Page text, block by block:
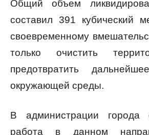
Общий объем
составил 391 кубический
своевременному
только очистить
предотвратить
окружающей среды.
В администрации города
работа в данном